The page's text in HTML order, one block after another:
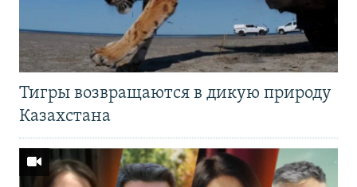
Тигры возвращаются в дикую природу
Казахстана